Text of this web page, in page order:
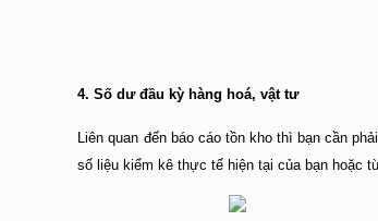
4. Số dư đầu kỳ hàng hoá, vật tư
Liên quan đến báo cáo tồn kho thì bạn cần
số liệu kiểm kê thực tế hiện tại của bạn hoặc